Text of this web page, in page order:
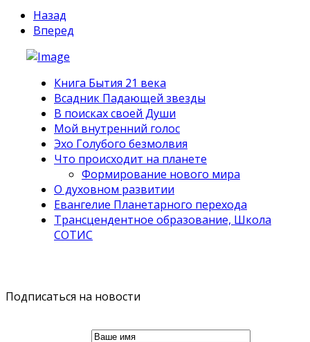
Назад
Вперед
Книга Бытия 21 века
Всадник Падающей звезды
В поисках своей Души
Мой внутренний голос
Эхо Голубого безмолвия
Что происходит на планете
Формирование нового мира
О духовном развитии
Евангелие Планетарного перехода
Трансцендентное образование, Школа
СОТИС
Подписаться на новости